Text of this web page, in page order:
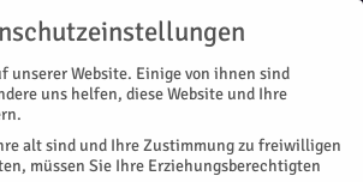
unserer Website. Einige von ihnen sind
uns helfen, diese Website und Ihre
alt sind und Ihre Zustimmung zu freiwilligen
müssen Sie Ihre Erziehungsberechtigten